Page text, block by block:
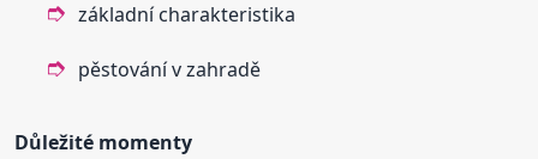
základní charakteristika
pěstování v zahradě
Důležité momenty